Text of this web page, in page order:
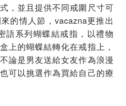
，並且提供不同戒圍尺寸可
的情人節，vacazna更推出
語系列蝴蝶結戒指，以禮物
上的蝴蝶結轉化在戒指上，
論是男友送給女友作為浪漫
可以挑選作為買給自己的療